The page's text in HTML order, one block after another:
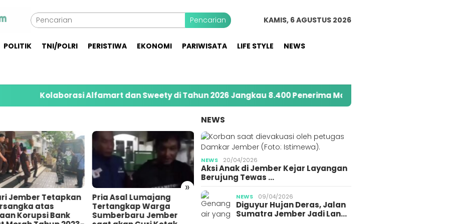
Pencarian KAMIS, 6 AGUSTUS 2026
POLITIK TNI/POLRI PERISTIWA EKONOMI PARIWISATA LIFE STYLE NEWS
Alfamart dan Sweety di Tahun 2026 Jangkau 8.400 Penerima Manfaat melalui Program Sahabat
»
Lumajang
Warga
Jember
Pemuda di Gumukmas
Jember Bunuh Teman
Sendiri Gegara
Bareskrim Polri Tangkap
10 Orang Diduga
Penimbun BBM Subsidi di
3 Pemuda Terduga
Gegerkan Warga
NEWS
NEWS 20/04/2026
Aksi Anak di Jember Kejar Layangan
Berujung Tewas …
NEWS 09/04/2026
Diguyur Hujan Deras, Jalan
Sumatra Jember Jadi Lan…